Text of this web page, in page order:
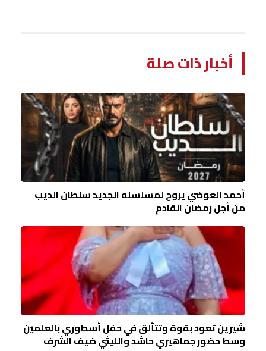
أخبار ذات صلة
أحمد العوضي يروج لمسلسله الجديد سلطان الديب
من أجل رمضان القادم
شيرين تعود بقوة وتتألق في حفل أسطوري بالعلمين
وسط حضور جماهيري حاشد والليثي ضيف الشرف